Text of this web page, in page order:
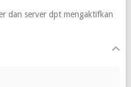
dan server dpt mengaktifkan